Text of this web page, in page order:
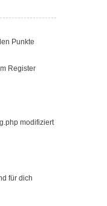
Punkte
Register
modifiziert
für dich